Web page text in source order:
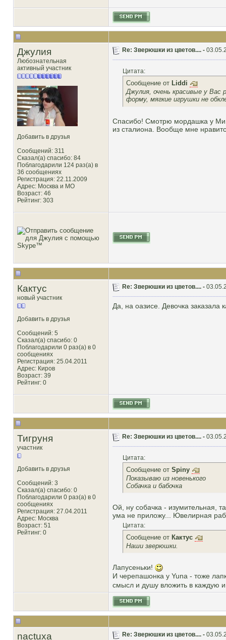
Джулия
Любознательная
активный участник
Добавить в друзья
Сообщений: 311
Сказал(а) спасибо: 84
Поблагодарили 124 раз(а) в
36 сообщениях
Регистрация: 22.11.2009
Адрес: Москва и МО
Возраст: 46
Рейтинг: 303
Re: Зверюшки из цветов.... -
Цитата:
Сообщение от Liddi
Джулия, очень красивые у
форму, мягкие игрушки не
Спасибо! Смотрю мордашка у
из сталиона. Вообще мне
Кактус
новый участник
Добавить в друзья
Сообщений: 5
Сказал(а) спасибо: 0
Поблагодарили 0 раз(а) в 0
сообщениях
Регистрация: 25.04.2011
Адрес: Киров
Возраст: 39
Рейтинг: 0
Re: Зверюшки из цветов.... -
Да, на оазисе. Девочка заказала
Тигруня
участник
Добавить в друзья
Сообщений: 3
Сказал(а) спасибо: 0
Поблагодарили 0 раз(а) в 0
сообщениях
Регистрация: 27.04.2011
Адрес: Москва
Возраст: 51
Рейтинг: 0
Re: Зверюшки из цветов.... -
Цитата:
Сообщение от Spiny
Показываю из новенького
Собачка и бабочка
Ой, ну собачка - изумительная,
ума не приложу... Ювелирная
Цитата:
Сообщение от Кактус
Наши зверюшки.
Лапусеньки!
И черепашонка у Yuna - тоже
смысл и душу вложить в каждую
nactuxa Re: Зверюшки из цветов.... -